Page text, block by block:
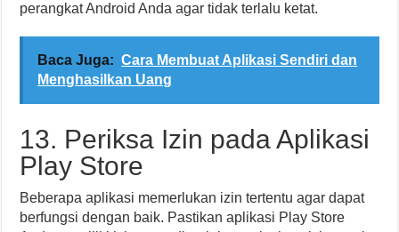
perangkat Android Anda agar tidak terlalu ketat.
Baca Juga: Cara Membuat Aplikasi Sendiri dan
Menghasilkan Uang
13. Periksa Izin pada Aplikasi
Play Store
Beberapa aplikasi memerlukan izin tertentu agar dapat
berfungsi dengan baik. Pastikan aplikasi Play Store